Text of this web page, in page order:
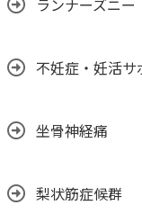
ランナーズニー
不妊症・妊活サ
坐骨神経痛
梨状筋症候群